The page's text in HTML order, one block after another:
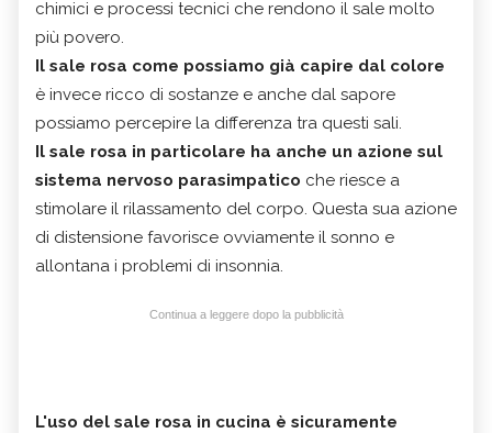
chimici e processi tecnici che rendono il sale molto
più povero.
Il sale rosa come possiamo già capire dal colore
è invece ricco di sostanze e anche dal sapore
possiamo percepire la differenza tra questi sali.
Il sale rosa in particolare ha anche un azione sul
sistema nervoso parasimpatico che riesce a
stimolare il rilassamento del corpo. Questa sua azione
di distensione favorisce ovviamente il sonno e
allontana i problemi di insonnia.
Continua a leggere dopo la pubblicità
L'uso del sale rosa in cucina è sicuramente